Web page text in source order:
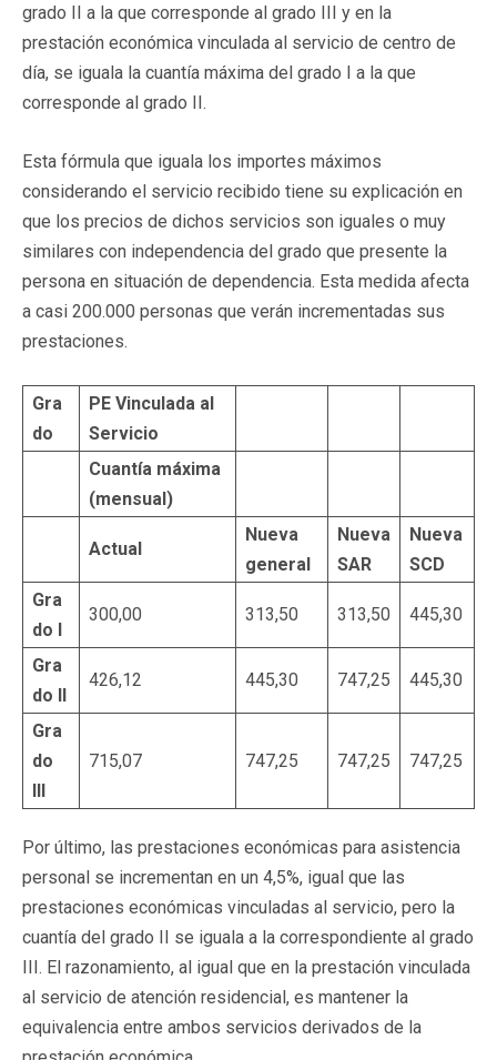
grado II a la que corresponde al grado III y en la
prestación económica vinculada al servicio de centro de
día, se iguala la cuantía máxima del grado I a la que
corresponde al grado II.
Esta fórmula que iguala los importes máximos
considerando el servicio recibido tiene su explicación en
que los precios de dichos servicios son iguales o muy
similares con independencia del grado que presente la
persona en situación de dependencia. Esta medida afecta
a casi 200.000 personas que verán incrementadas sus
prestaciones.
Gra
do
PE Vinculada al
Servicio
Cuantía máxima
(mensual)
Actual
Nueva
general
Nueva
SAR
Nueva
SCD
Gra
do I
300,00 313,50 313,50 445,30
Gra
do II
426,12 445,30 747,25 445,30
Gra
do
III
715,07 747,25 747,25 747,25
Por último, las prestaciones económicas para asistencia
personal se incrementan en un 4,5%, igual que las
prestaciones económicas vinculadas al servicio, pero la
cuantía del grado II se iguala a la correspondiente al grado
III. El razonamiento, al igual que en la prestación vinculada
al servicio de atención residencial, es mantener la
equivalencia entre ambos servicios derivados de la